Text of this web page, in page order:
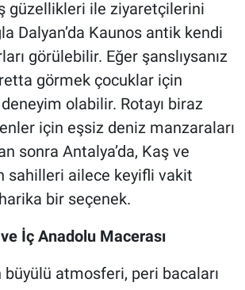
güzellikleri ile ziyaretçilerini
Dalyan’da Kaunos antik kendi
görülebilir. Eğer şanslıysanız
görmek çocuklar için
olabilir. Rotayı biraz
için eşsiz deniz manzaraları
sonra Antalya’da, Kaş ve
sahilleri ailece keyifli vakit
bir seçenek.
İç Anadolu Macerası
büyülü atmosferi, peri bacaları